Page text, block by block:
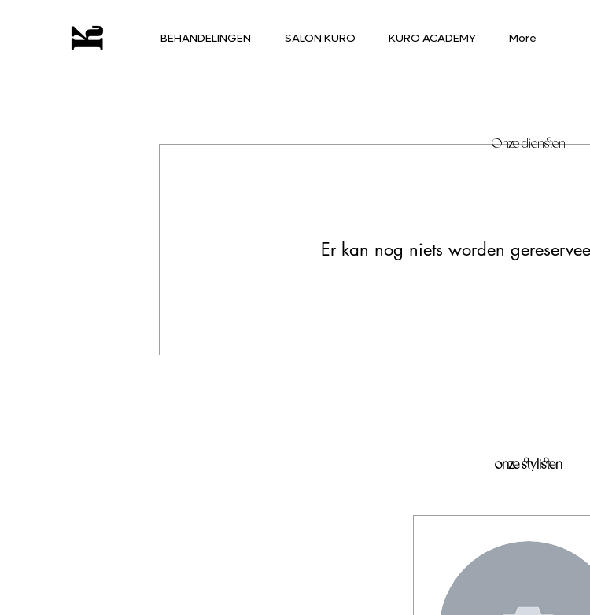
BEHANDELINGEN SALON KURO KURO ACADEMY More
Er kan nog niets worden
Onze diensten
onze stylisten